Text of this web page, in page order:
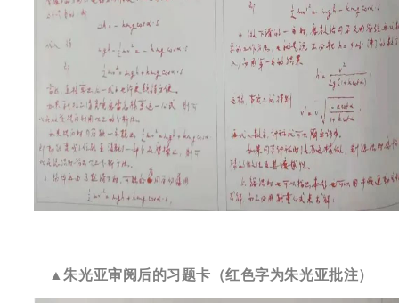
▲朱光亚审阅后的习题卡（红色字为朱光亚批注）